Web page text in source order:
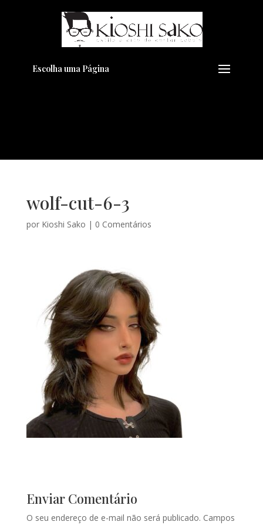
Escolha uma Página
wolf-cut-6-3
por Kioshi Sako | 0 Comentários
Enviar Comentário
O seu endereço de e-mail não será publicado. Campos
Pensando em transformar seu
Visual??